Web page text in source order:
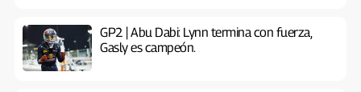
GP2 | Abu Dabi: Lynn termina con fuerza,
Gasly es campeón.